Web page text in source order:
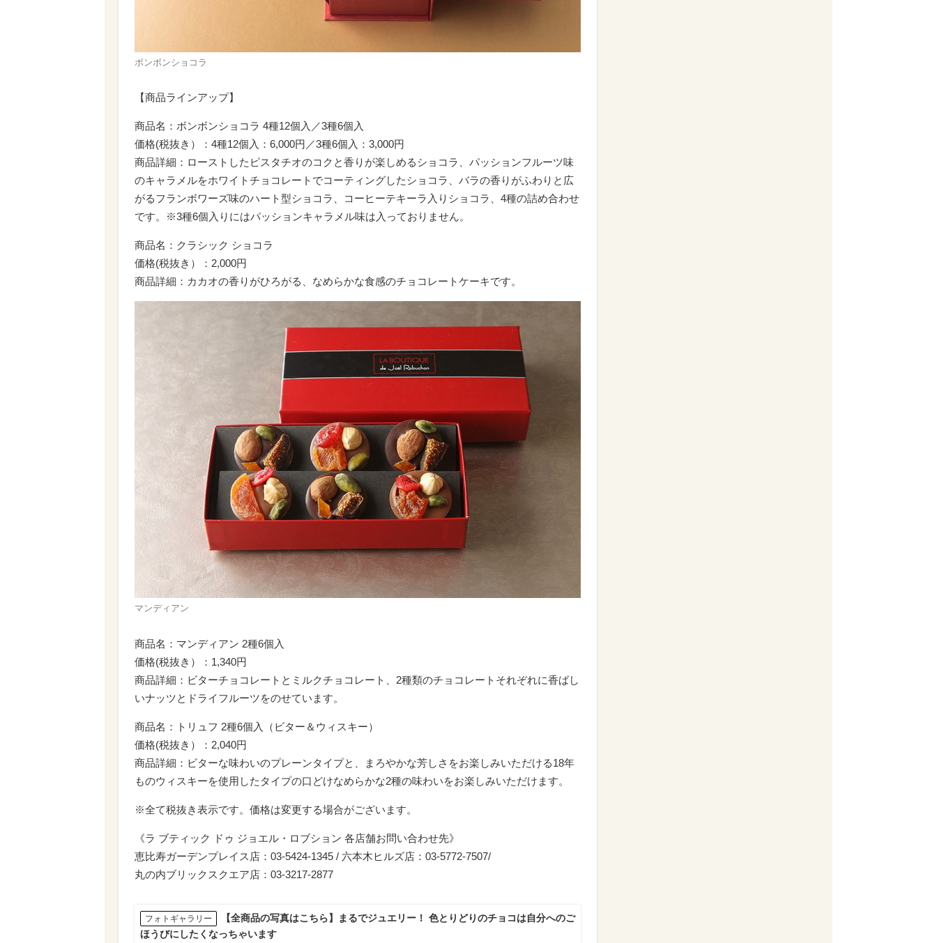
ボンボンショコラ
【商品ラインアップ】
商品名：ボンボンショコラ 4種12個入／3種6個入
価格(税抜き）：4種12個入：6,000円／3種6個入：3,000円
商品詳細：ローストしたピスタチオのコクと香りが楽しめるショコラ、パッションフルーツ味
のキャラメルをホワイトチョコレートでコーティングしたショコラ、バラの香りがふわりと広
がるフランボワーズ味のハート型ショコラ、コーヒーテキーラ入りショコラ、4種の詰め合わせ
です。※3種6個入りにはパッションキャラメル味は入っておりません。
商品名：クラシック ショコラ
価格(税抜き）：2,000円
商品詳細：カカオの香りがひろがる、なめらかな食感のチョコレートケーキです。
マンディアン
商品名：マンディアン 2種6個入
価格(税抜き）：1,340円
商品詳細：ビターチョコレートとミルクチョコレート、2種類のチョコレートそれぞれに香ばし
いナッツとドライフルーツをのせています。
商品名：トリュフ 2種6個入（ビター＆ウィスキー）
価格(税抜き）：2,040円
商品詳細：ビターな味わいのプレーンタイプと、まろやかな芳しさをお楽しみいただける18年
ものウィスキーを使用したタイプの口どけなめらかな2種の味わいをお楽しみいただけます。
※全て税抜き表示です。価格は変更する場合がございます。
《ラ ブティック ドゥ ジョエル・ロブション 各店舗お問い合わせ先》
恵比寿ガーデンプレイス店：03-5424-1345 / 六本木ヒルズ店：03-5772-7507/
丸の内ブリックスクエア店：03-3217-2877
フォトギャラリー
【全商品の写真はこちら】まるでジュエリー！ 色とりどりのチョコは自分へのご
ほうびにしたくなっちゃいます